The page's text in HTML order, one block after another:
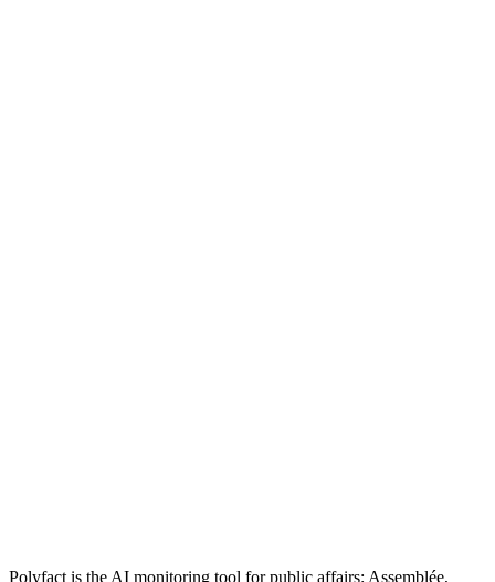
Polyfact is the AI monitoring tool for public affairs: Assemblée,